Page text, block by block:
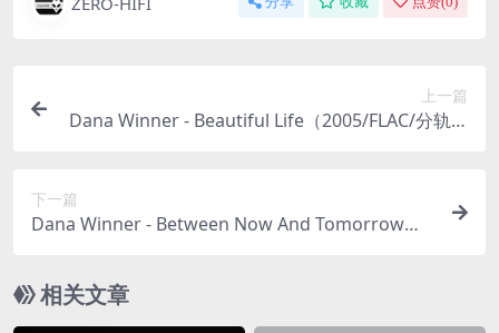
上一篇
Dana Winner - Beautiful Life（2005/FLAC/分轨/3
下一篇
Dana Winner - Between Now And Tomorrow（2
相关文章